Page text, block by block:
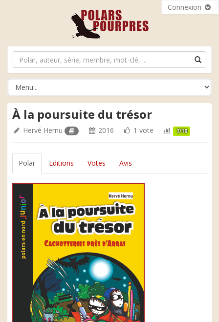
Connexion
À la poursuite du trésor
Hervé Hernu 2016 1 vote 7/10
Polar Editions Votes Avis